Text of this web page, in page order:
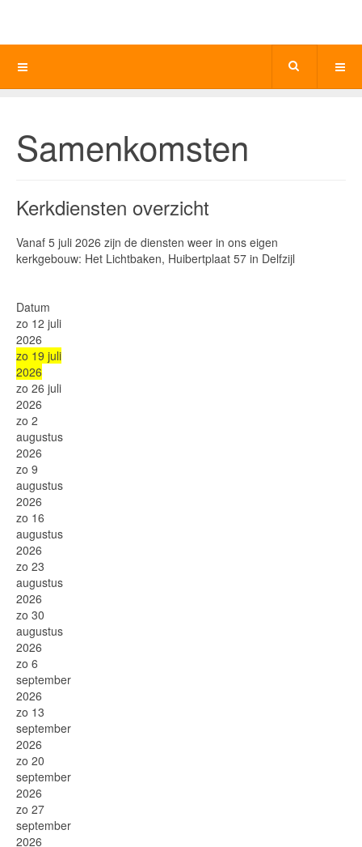
Samenkomsten
Kerkdiensten overzicht
Vanaf 5 juli 2026 zijn de diensten weer in ons eigen
kerkgebouw: Het Lichtbaken, Huibertplaat 57 in Delfzijl
Datum
zo 12 juli
2026
zo 19 juli
2026
zo 26 juli
2026
zo 2
augustus
2026
zo 9
augustus
2026
zo 16
augustus
2026
zo 23
augustus
2026
zo 30
augustus
2026
zo 6
september
2026
zo 13
september
2026
zo 20
september
2026
zo 27
september
2026